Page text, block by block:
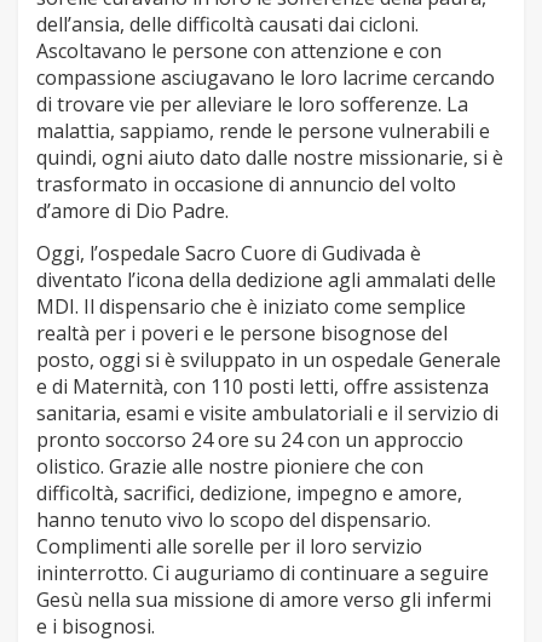
dell’ansia, delle difficoltà causati dai cicloni.
Ascoltavano le persone con attenzione e con
compassione asciugavano le loro lacrime cercando
di trovare vie per alleviare le loro sofferenze. La
malattia, sappiamo, rende le persone vulnerabili e
quindi, ogni aiuto dato dalle nostre missionarie, si è
trasformato in occasione di annuncio del volto
d’amore di Dio Padre.
Oggi, l’ospedale Sacro Cuore di Gudivada è
diventato l’icona della dedizione agli ammalati delle
MDI. Il dispensario che è iniziato come semplice
realtà per i poveri e le persone bisognose del
posto, oggi si è sviluppato in un ospedale Generale
e di Maternità, con 110 posti letti, offre assistenza
sanitaria, esami e visite ambulatoriali e il servizio di
pronto soccorso 24 ore su 24 con un approccio
olistico. Grazie alle nostre pioniere che con
difficoltà, sacrifici, dedizione, impegno e amore,
hanno tenuto vivo lo scopo del dispensario.
Complimenti alle sorelle per il loro servizio
ininterrotto. Ci auguriamo di continuare a seguire
Gesù nella sua missione di amore verso gli infermi
e i bisognosi.